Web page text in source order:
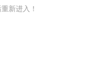
新进入！